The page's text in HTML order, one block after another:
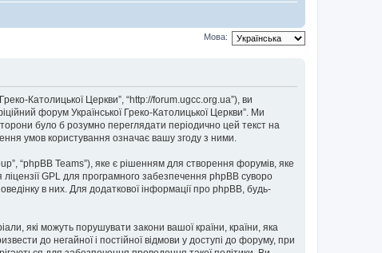
Мова:
Католицької Церкви”, “http://forum.ugcc.org.ua”), ви
форум Української Греко-Католицької Церкви”. Ми
було б розумно переглядати періодично цей текст на
умов користування означає вашу згоду з ними.
“phpBB Teams”), яке є рішенням для створення форумів, яке
GPL для програмного забезпечення phpBB суворо
в них. Для додаткової інформації про phpBB, будь-
які можуть порушувати закони вашої країни, країни, яка
до негайної і постійної відмови у доступі до форуму, при